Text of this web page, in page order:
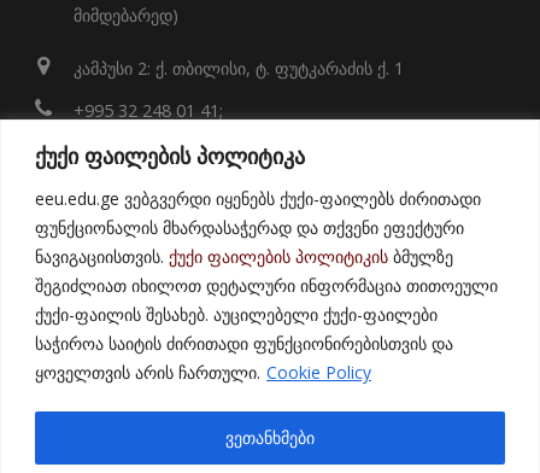
ქუქი ფაილების პოლიტიკა
eeu.edu.ge ვებგვერდი იყენებს ქუქი-ფაილებს ძირითადი
ფუნქციონალის მხარდასაჭერად და თქვენი ეფექტური
ნავიგაციისთვის. ქუქი ფაილების პოლიტიკის ბმულზე
შეგიძლიათ იხილოთ დეტალური ინფორმაცია თითოეული
ქუქი-ფაილის შესახებ. აუცილებელი ქუქი-ფაილები
საჭიროა საიტის ძირითადი ფუნქციონირებისთვის და
ყოველთვის არის ჩართული. Cookie Policy
ვეთანხმები
მიმდებარედ)
კამპუსი 2: ქ. თბილისი, ტ. ფუტკარაძის ქ. 1
+995 32 248 01 41;
info@eeu.edu.ge
Map
East European University